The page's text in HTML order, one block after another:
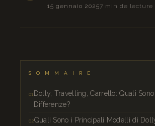
15 gennaio 20257 min de lecture
SOMMAIRE
Dolly, Travelling, Carrello: Quali
Differenze?
Quali Sono i Principali Modelli di